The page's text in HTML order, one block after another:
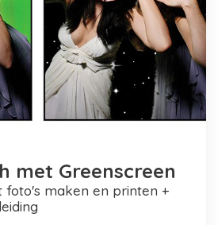
met Greenscreen